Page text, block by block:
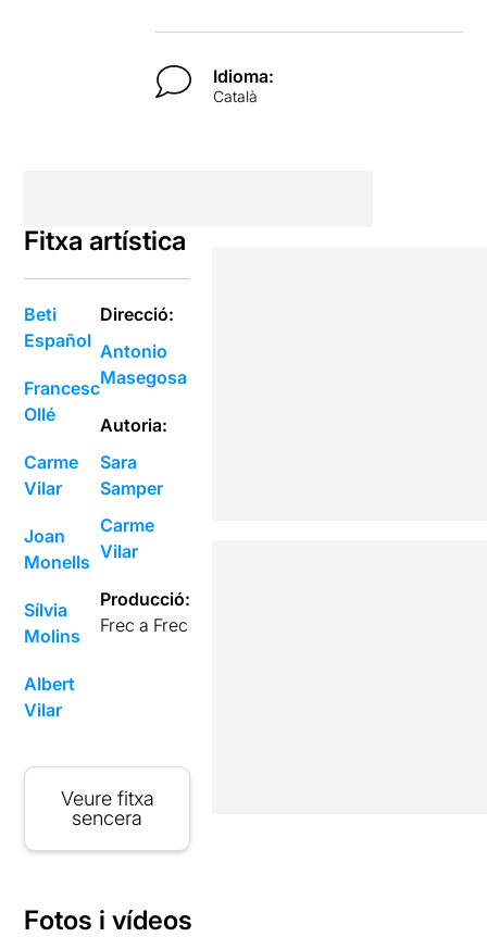
Idioma:
Català
Fitxa artística
Beti
Español
Francesc
Ollé
Carme
Vilar
Joan
Monells
Sílvia
Molins
Albert
Vilar
Direcció:
Antonio
Masegosa
Autoria:
Sara
Samper
Carme
Vilar
Producció:
Frec a Frec
Veure fitxa
sencera
Fotos i vídeos